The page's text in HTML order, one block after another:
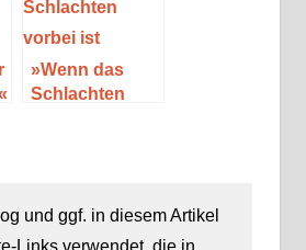
»Wenn das
Schlachten
und ggf. in diesem Artikel